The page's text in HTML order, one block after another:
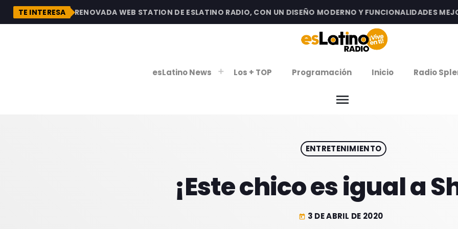
TE INTERESA
DESCUBRE LA RENOVADA WEB STATION DE ESLATINO RADIO, CON UN DISEÑO MODERNO Y FUNCIONALIDADES
esLatino News Los + TOP Programación Inicio Radio
menu
VIERNES DE ESTRENOS
PROGRAMACIÓN
ENTRETENIMIENTO
¡Este chico es igual a
today 3 DE ABRIL DE 2020